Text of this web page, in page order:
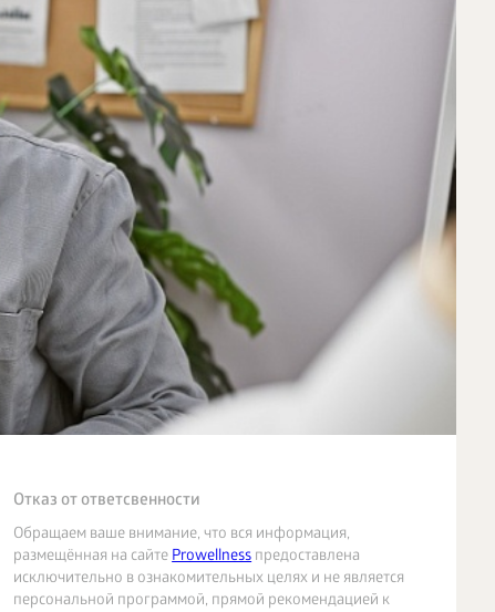
Отказ от ответсвенности
Обращаем ваше внимание, что вся информация,
размещённая на сайтеProwellnessпредоставлена
исключительно в ознакомительных целях и не является
персональной программой, прямой рекомендацией к